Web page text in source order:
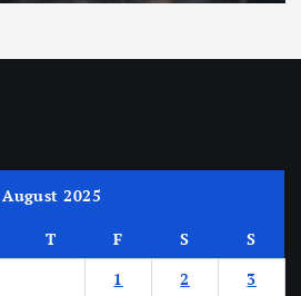
August 2025
T F S
S
1
2
3